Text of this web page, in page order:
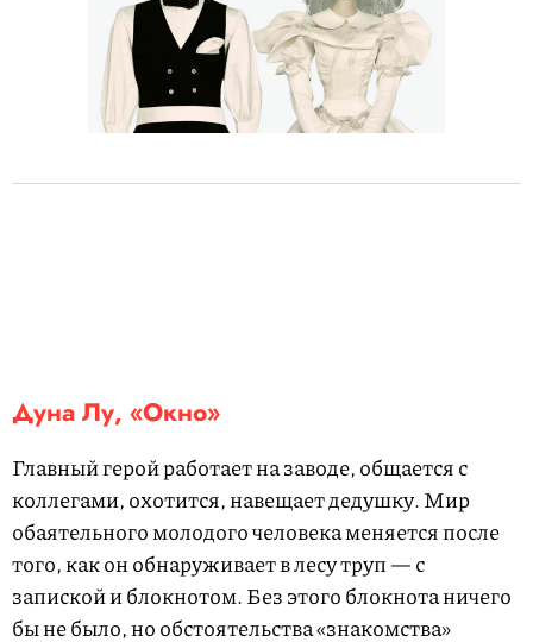
Дуна Лу, «Окно»
Главный герой работает на заводе, общается с
коллегами, охотится, навещает дедушку. Мир
обаятельного молодого человека меняется после
того, как он обнаруживает в лесу труп — с
запиской и блокнотом. Без этого блокнота ничего
бы не было, но обстоятельства «знакомства»